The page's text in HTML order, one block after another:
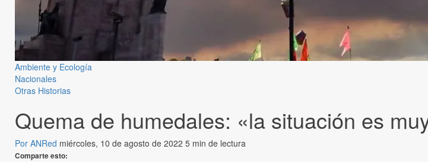
Ambiente y Ecología
Nacionales
Otras Historias
Quema de humedales: «la situación es
Por ANRed miércoles, 10 de agosto de 2022 5 min de lectura
Comparte esto: